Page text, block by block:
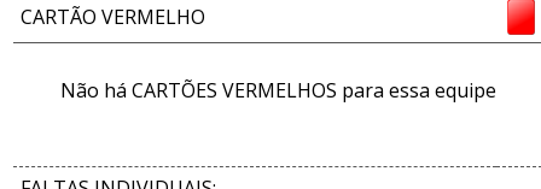
CARTÃO VERMELHO
Não há CARTÕES VERMELHOS para essa equipe